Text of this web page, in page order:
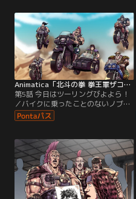
Animatica「北斗の拳 拳王軍ザコたちの挽歌」 第05話
第5話 今日はツーリングびよよら！
／バイクに乗ったことのないノブ
は、サイドカーに乗せてもらって巡
回に出かける。